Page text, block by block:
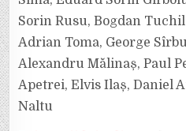
Sorin Rusu, Bogdan
Adrian Toma, George
Alexandru Mălinaș, Paul
Apetrei, Elvis Ilaș, Daniel
Naltu